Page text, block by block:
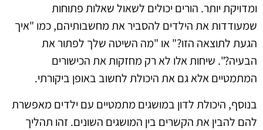
ומדויקת יותר. הורים יכולים לשאול שאלות פתוחות
שמעודדות את הילדים להסביר את מחשבותיהם, כמו "איך
הגעת לתוצאה הזו?" או "מה השיטה שלך לפתור את
הבעיה?". שיחות אלו לא רק מחזקות את הכישורים
המתמטיים אלא גם את היכולת לחשוב באופן ביקורתי.
בנוסף, היכולת לדון במושגים מתמטיים עם ילדים מאפשרת
להם להבין את הקשרים בין המושגים השונים. זהו תהליך